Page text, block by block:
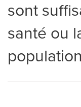
sont
santé ou
population